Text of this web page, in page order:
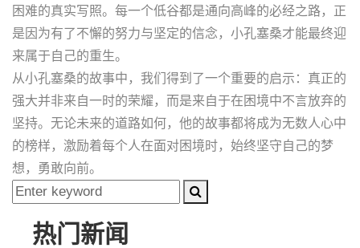
困难的真实写照。每一个低谷都是通向高峰的必经之路，正
是因为有了不懈的努力与坚定的信念，小孔塞桑才能最终迎
来属于自己的重生。
从小孔塞桑的故事中，我们得到了一个重要的启示：真正的
强大并非来自一时的荣耀，而是来自于在困境中不言放弃的
坚持。无论未来的道路如何，他的故事都将成为无数人心中
的榜样，激励着每个人在面对困境时，始终坚守自己的梦
想，勇敢向前。
热门新闻